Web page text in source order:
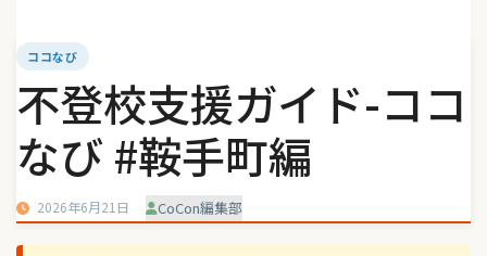
ココなび
不登校支援ガイド-ココ
なび #鞍手町編
2026年6月21日 CoCon編集部